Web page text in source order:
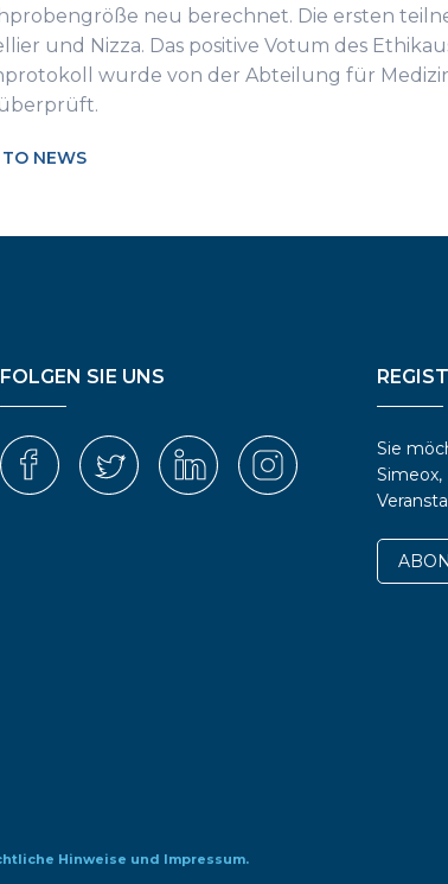
neu berechnet. Die ersten
und Nizza. Das positive Votum des
wurde von der Abteilung für
NEWS
FOLGEN SIE UNS
Sie
Simeox,
Hinweise und Impressum.